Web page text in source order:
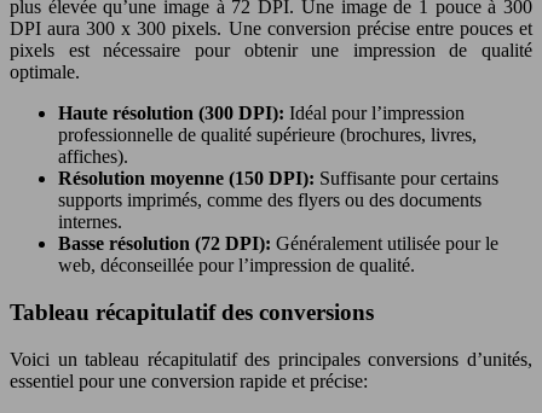
plus élevée qu’une image à 72 DPI. Une image de 1 pouce à 300
DPI aura 300 x 300 pixels. Une conversion précise entre pouces et
pixels est nécessaire pour obtenir une impression de qualité
optimale.
Haute résolution (300 DPI): Idéal pour l’impression
professionnelle de qualité supérieure (brochures, livres,
affiches).
Résolution moyenne (150 DPI): Suffisante pour certains
supports imprimés, comme des flyers ou des documents
internes.
Basse résolution (72 DPI): Généralement utilisée pour le
web, déconseillée pour l’impression de qualité.
Tableau récapitulatif des conversions
Voici un tableau récapitulatif des principales conversions d’unités,
essentiel pour une conversion rapide et précise: